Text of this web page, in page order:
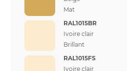
Mat
RAL1015BR
Ivoire clair
Brillant
RAL1015FS
Ivoire clair